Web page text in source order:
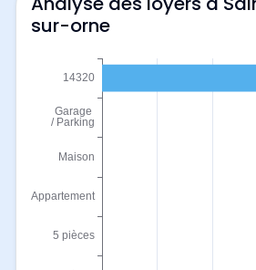
sur-orne